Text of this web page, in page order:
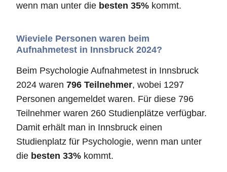
wenn man unter die besten 35% kommt.
Wieviele Personen waren beim
Aufnahmetest in Innsbruck 2024?
Beim Psychologie Aufnahmetest in Innsbruck
2024 waren 796 Teilnehmer, wobei 1297
Personen angemeldet waren. Für diese 796
Teilnehmer waren 260 Studienplätze verfügbar.
Damit erhält man in Innsbruck einen
Studienplatz für Psychologie, wenn man unter
die besten 33% kommt.